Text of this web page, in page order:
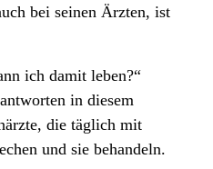
bei seinen Ärzten, ist
ich damit leben?“
in diesem
die täglich mit
und sie behandeln.